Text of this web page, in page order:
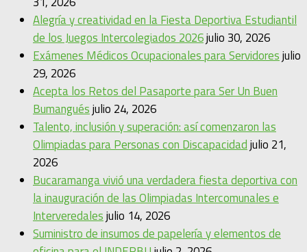
Alegría y creatividad en la Fiesta Deportiva Estudiantil
de los Juegos Intercolegiados 2026julio 30, 2026
Exámenes Médicos Ocupacionales para Servidoresjulio
29, 2026
Acepta los Retos del Pasaporte para Ser Un Buen
Bumanguésjulio 24, 2026
Talento, inclusión y superación: así comenzaron las
Olimpiadas para Personas con Discapacidadjulio 21,
2026
Bucaramanga vivió una verdadera fiesta deportiva con
la inauguración de las Olimpiadas Intercomunales e
Interveredalesjulio 14, 2026
Suministro de insumos de papelería y elementos de